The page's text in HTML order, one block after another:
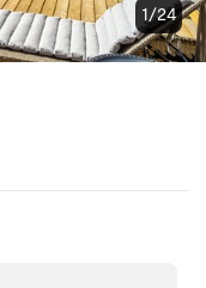
1/24